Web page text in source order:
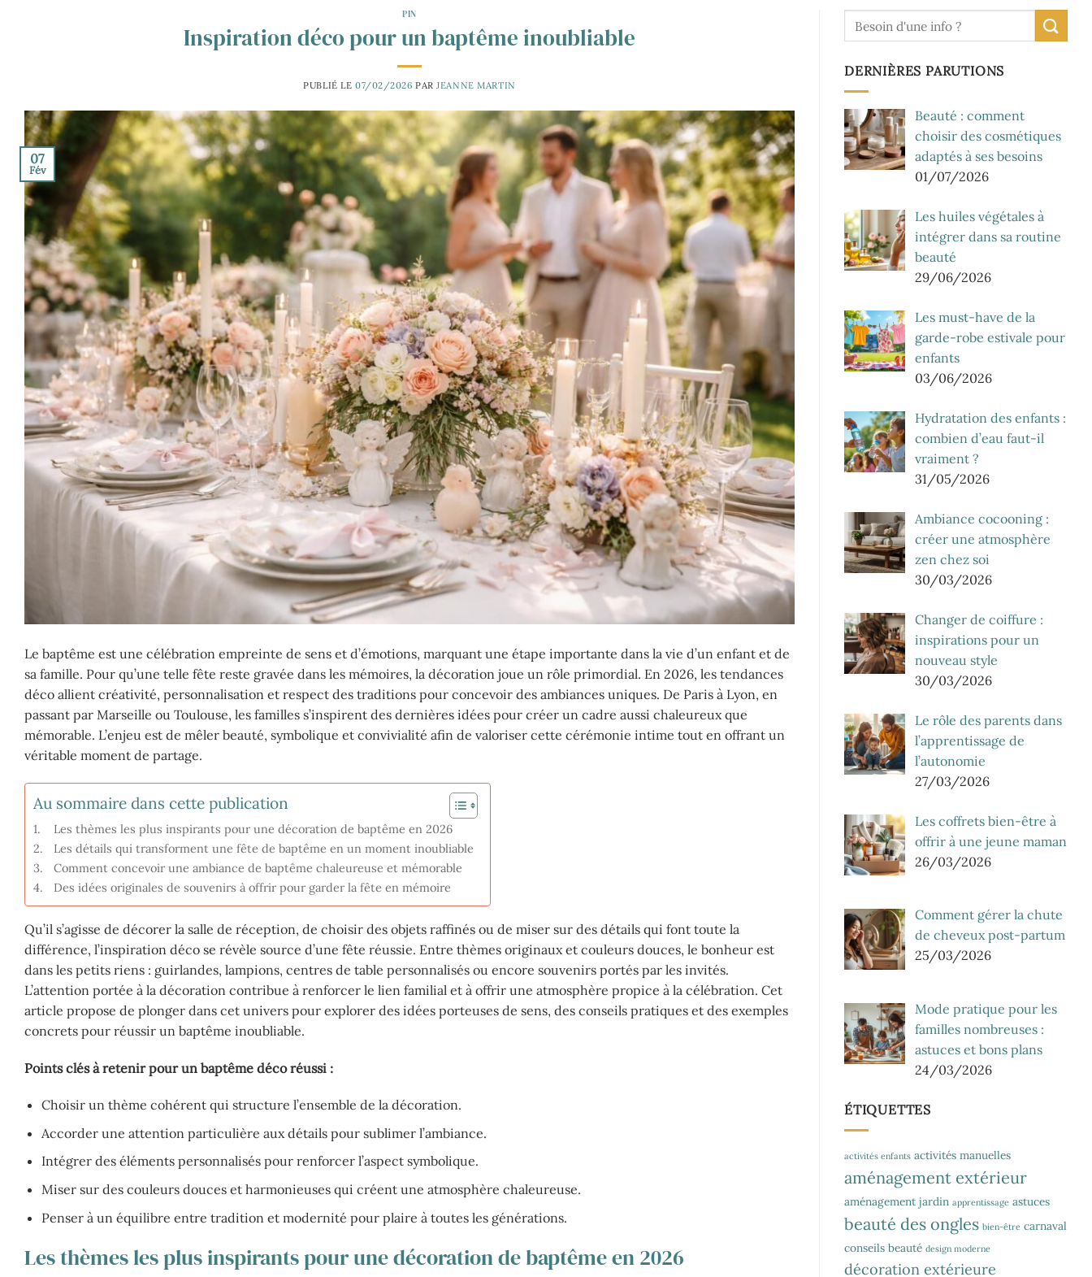
PIN
Inspiration déco pour un baptême inoubliable
PUBLIÉ LE 07/02/2026 PAR JEANNE MARTIN
07
Fév
Le baptême est une célébration empreinte de sens et d’émotions, marquant une étape importante dans la vie d’un enfant et de
sa famille. Pour qu’une telle fête reste gravée dans les mémoires, la décoration joue un rôle primordial. En 2026, les tendances
déco allient créativité, personnalisation et respect des traditions pour concevoir des ambiances uniques. De Paris à Lyon, en
passant par Marseille ou Toulouse, les familles s’inspirent des dernières idées pour créer un cadre aussi chaleureux que
mémorable. L’enjeu est de mêler beauté, symbolique et convivialité afin de valoriser cette cérémonie intime tout en offrant un
véritable moment de partage.
Au sommaire dans cette publication
Les thèmes les plus inspirants pour une décoration de baptême en 2026
Les détails qui transforment une fête de baptême en un moment inoubliable
Comment concevoir une ambiance de baptême chaleureuse et mémorable
Des idées originales de souvenirs à offrir pour garder la fête en mémoire
Qu’il s’agisse de décorer la salle de réception, de choisir des objets raffinés ou de miser sur des détails qui font toute la
différence, l’inspiration déco se révèle source d’une fête réussie. Entre thèmes originaux et couleurs douces, le bonheur est
dans les petits riens : guirlandes, lampions, centres de table personnalisés ou encore souvenirs portés par les invités.
L’attention portée à la décoration contribue à renforcer le lien familial et à offrir une atmosphère propice à la célébration. Cet
article propose de plonger dans cet univers pour explorer des idées porteuses de sens, des conseils pratiques et des exemples
concrets pour réussir un baptême inoubliable.
Points clés à retenir pour un baptême déco réussi :
Choisir un thème cohérent qui structure l’ensemble de la décoration.
Accorder une attention particulière aux détails pour sublimer l’ambiance.
Intégrer des éléments personnalisés pour renforcer l’aspect symbolique.
Miser sur des couleurs douces et harmonieuses qui créent une atmosphère chaleureuse.
Penser à un équilibre entre tradition et modernité pour plaire à toutes les générations.
Les thèmes les plus inspirants pour une décoration de baptême en 2026
DERNIÈRES PARUTIONS
Beauté : comment
choisir des cosmétiques
adaptés à ses besoins
01/07/2026
Les huiles végétales à
intégrer dans sa routine
beauté
29/06/2026
Les must-have de la
garde-robe estivale pour
enfants
03/06/2026
Hydratation des enfants :
combien d’eau faut-il
vraiment ?
31/05/2026
Ambiance cocooning :
créer une atmosphère
zen chez soi
30/03/2026
Changer de coiffure :
inspirations pour un
nouveau style
30/03/2026
Le rôle des parents dans
l’apprentissage de
l’autonomie
27/03/2026
Les coffrets bien-être à
offrir à une jeune maman
26/03/2026
Comment gérer la chute
de cheveux post-partum
25/03/2026
Mode pratique pour les
familles nombreuses :
astuces et bons plans
24/03/2026
ÉTIQUETTES
activités enfants activités manuelles
aménagement extérieur
aménagement jardin apprentissage astuces
beauté des ongles bien-être carnaval
conseils beauté design moderne
décoration extérieure